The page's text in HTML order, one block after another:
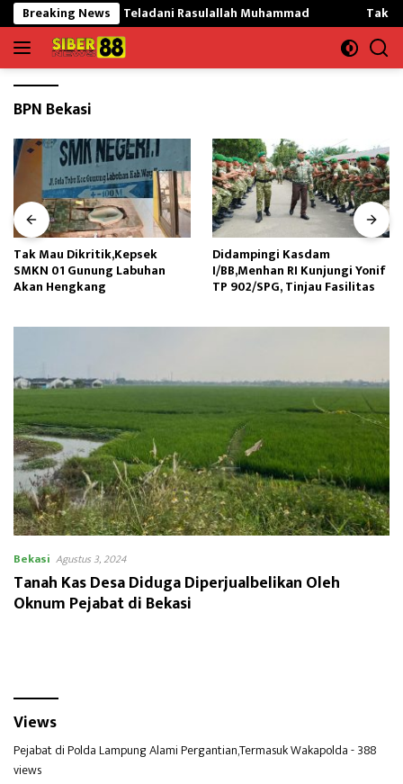
Langsung
ke
konten
Breaking NewsTeladani Rasulallah Muhammad Tak Mau
BPN Bekasi
Tak Mau Dikritik,Kepsek
SMKN 01 Gunung Labuhan
Akan Hengkang
Didampingi Kasdam
I/BB,Menhan RI Kunjungi Yonif
TP 902/SPG, Tinjau Fasilitas
Bekasi Agustus 3, 2024
Tanah Kas Desa Diduga Diperjualbelikan Oleh
Oknum Pejabat di Bekasi
Views
Pejabat di Polda Lampung Alami Pergantian,Termasuk Wakapolda- 388
views